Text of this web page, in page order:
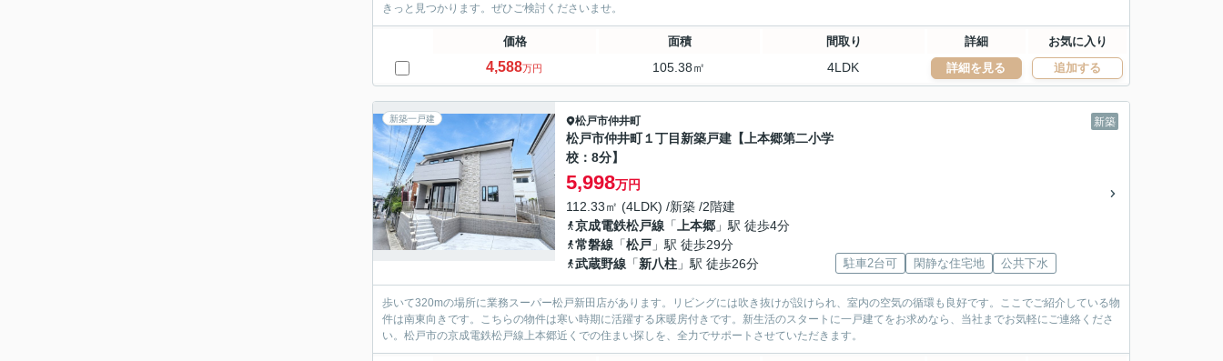
きっと見つかります。ぜひご検討くださいませ。
価格 面積 間取り 詳細 お気に入り
4,588万円 105.38㎡ 4LDK 詳細を見る 追加する
新築一戸建 新築
松戸市仲井町
松戸市仲井町１丁目新築戸建【上本郷第二小学
校：8分】
5,998万円
112.33㎡ (4LDK) /新築 /2階建
京成電鉄松戸線 「 上本郷 」駅 徒歩4分
常磐線 「松戸 」駅 徒歩29分
武蔵野線 「新八柱 」駅 徒歩26分 駐車2台可 閑静な住宅地 公共下水
歩いて320mの場所に業務スーパー松戸新田店があります。リビングには吹き抜けが設けられ、室内の空気の循環も良好です。ここでご紹介している物
件は南東向きです。こちらの物件は寒い時期に活躍する床暖房付きです。新生活のスタートに一戸建てをお求めなら、当社までお気軽にご連絡くださ
い。松戸市の京成電鉄松戸線上本郷近くでの住まい探しを、全力でサポートさせていただきます。